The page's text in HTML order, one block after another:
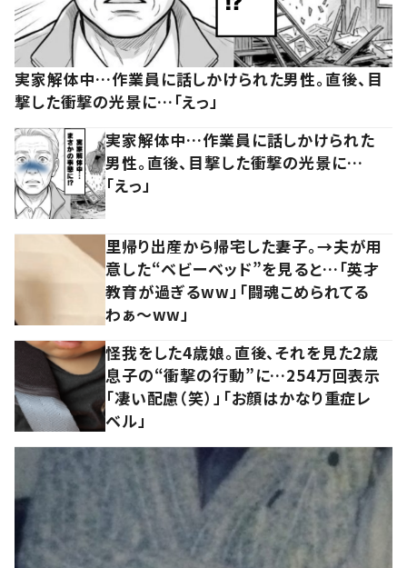
実家解体中…作業員に話しかけられた男性。直後、目
撃した衝撃の光景に…「えっ」
実家解体中…作業員に話しかけられた
男性。直後、目撃した衝撃の光景に…
「えっ」
里帰り出産から帰宅した妻子。→夫が用
意した“ベビーベッド”を見ると…「英才
教育が過ぎるww」「闘魂こめられてる
わぁ～ww」
怪我をした4歳娘。直後、それを見た2歳
息子の“衝撃の行動”に…254万回表示
「凄い配慮（笑）」「お顔はかなり重症レ
ベル」